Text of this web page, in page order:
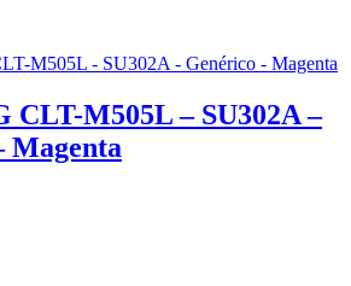
CLT-M505L – SU302A –
Magenta